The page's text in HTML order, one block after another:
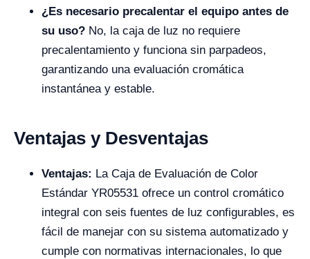
¿Es necesario precalentar el equipo antes de
su uso? No, la caja de luz no requiere
precalentamiento y funciona sin parpadeos,
garantizando una evaluación cromática
instantánea y estable.
Ventajas y Desventajas
Ventajas: La Caja de Evaluación de Color
Estándar YR05531 ofrece un control cromático
integral con seis fuentes de luz configurables, es
fácil de manejar con su sistema automatizado y
cumple con normativas internacionales, lo que